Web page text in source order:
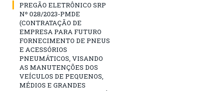
PREGÃO ELETRÔNICO SRP
Nº 028/2023-PMDE
(CONTRATAÇÃO DE
EMPRESA PARA FUTURO
FORNECIMENTO DE PNEUS
E ACESSÓRIOS
PNEUMÁTICOS, VISANDO
AS MANUTENÇÕES DOS
VEÍCULOS DE PEQUENOS,
MÉDIOS E GRANDES